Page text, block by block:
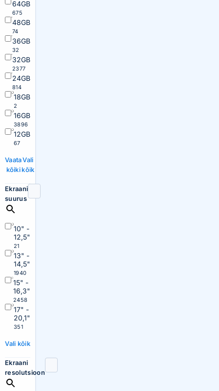
64GB
675
48GB
74
36GB
32
32GB
2377
24GB
814
18GB
2
16GB
3896
12GB
67
Vaata
kõiki
Vali
kõik
Ekraani
suurus
10" -
12,5"
21
13" -
14,5"
1940
15" -
16,3"
2458
17" -
20,1"
351
Vali kõik
Ekraani
resolutsioon